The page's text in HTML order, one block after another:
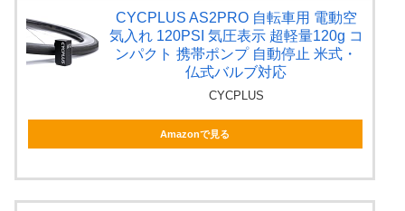
CYCPLUS AS2PRO 自転車用 電動空
気入れ 120PSI 気圧表示 超軽量120g コ
ンパクト 携帯ポンプ 自動停止 米式・
仏式バルブ対応
CYCPLUS
Amazonで見る